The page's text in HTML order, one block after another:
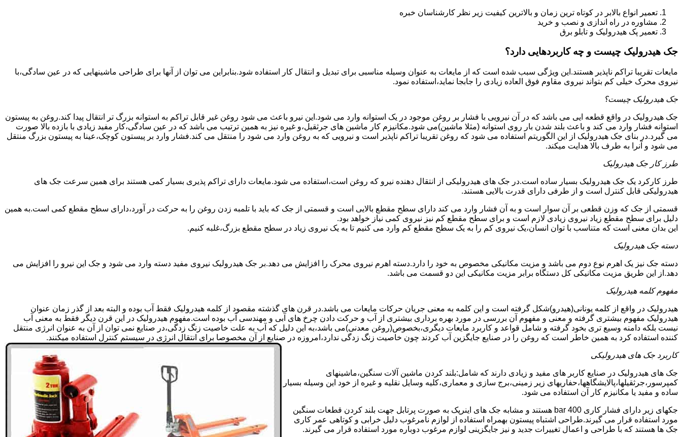
تعمیر انواع بالابر در کوتاه ترین زمان و بالاترین کیفیت زیر نظر کارشناسان خبره
مشاوره در راه اندازی و نصب و خرید
تعمیر پک هیدرولیک و تابلو برق
جک هیدرولیک چیست و چه کاربردهایی دارد؟
مایعات تقریبا تراکم ناپذیر هستند.این ویژگی سبب شده است که از مایعات به عنوان وسیله مناسبی برای تبدیل و انتقال کار استفاده شود.بنابراین می توان از آنها برای طراحی ماشینهایی که در عین سادگی،با
نیروی محرک خیلی کم بتواند نیروی مقاوم فوق العاده زیادی را جابجا نماید،استفاده نمود.
جک هیدرولیک چیست؟
جک هیدرولیک در واقع قطعه ایی می باشد که در آن نیرویی با فشار بر روغن موجود در یک استوانه وارد می شود.این نیرو باعث می شود روغن غیر قابل تراکم به استوانه بزرگ تر انتقال پیدا کند.روغن به پیستون
استوانه فشار وارد می کند و باعث بلند شدن بار روی استوانه (مثلا ماشین)می شود.مکانیزم کار ماشین های جرثقیل،و غیره نیز به همین ترتیب می باشد که در عین سادگی،کار مفید زیادی با بازده بالا صورت
می گیرد.در بنای جک هیدرولیک از این الگوریتم استفاده می شود که روغن تقریبا تراکم ناپذیر است و نیرویی که به روغن وارد می شود را منتقل می کند.فشار وارد بر پیستون کوچک،عینا به پیستون بزرگ منتقل
می شود و آنرا به طرف بالا هدایت میکند.
طرز کار جک هیدرولیک
طرز کارکرد یک جک هیدرولیک بسیار ساده است.در جک های هیدرولیکی از انتقال دهنده نیرو که روغن است،استفاده می شود.مایعات دارای تراکم پذیری بسیار کمی هستند برای همین سرعت جک های
هیدرولیکی قابل کنترل است و از طرفی دارای قدرت بالایی هستند.
قسمتی از جک که وزن قطعی بر آن سوار است و به آن فشار وارد می کند دارای سطح مقطع بالایی است و قسمتی از جک که باید با تلمبه زدن روغن را به حرکت در آورد،دارای سطح مقطع کمی است.به همین
دلیل برای سطح مقطع زیاد نیروی زیادی لازم است و برای سطح مقطع کم نیز نیروی کمی نیاز خواهد بود.
این بدان معنی است که متناسب با توان انسان،یک نیروی کم را به یک سطح مقطع کم وارد می کنیم تا به یک نیروی زیاد در سطح مقطع بزرگ،غلبه کنیم.
دسته جک هیدرولیک
دسته جک نیز یک اهرم نوع دوم می باشد و مزیت مکانیکی مخصوص به خود را دارد.دسته اهرم نیروی محرک را افزایش می دهد.بر جک هیدرولیک نیروی مفید دسته وارد می شود و جک این نیرو را افزایش می
دهد.از این طریق مزیت مکانیکی کل دستگاه برابر مزیت مکانیکی این دو قسمت می باشد.
مفهوم کلمه هیدرولیک
هیدرولیک در واقع از کلمه یونانی(هیدرو)شکل گرفته است و این کلمه به معنی جریان حرکات مایعات می باشد.در قرن های گذشته مقصود از کلمه هیدرولیک فقط آب بوده و البته بعد از گذر زمان عنوان
هیدرولیک مفهوم بیشتری گرفته و معنی و مفهوم آن بررسی در مورد بهره برداری بیشتری از آب و حرکت دادن چرخ های آبی و مهندسی آب بوده است.مفهوم هیدرولیک در این قرن دیگر فقط به معنی آب
نیست بلکه دامنه وسیع تری بخود گرفته و شامل قواعد و کاربرد مایعات دیگری،بخصوص(روغن معدنی)می باشد،به این دلیل که آب به علت خاصیت زنگ زدگی،در صنایع نمی توان از آن به عنوان انرژی منتقل
کننده استفاده کرد به همین خاطر است که روغن را در صنایع جایگزین آب کردند چون خاصیت زنگ زدگی ندارد،امروزه در صنایع از آن مخصوصا برای انتقال انرژی در سیستم کنترل استفاده میکنند.
کاربرد جک های هیدرولیکی
جک های هیدرولیک در صنایع کاربر های مفید و زیادی دارند که شامل:بلند کردن ماشین آلات سنگین،ماشینهای
کمپرسور،جرثقیلها،پالایشگاهها،حفاریهای زیر زمینی،برج سازی و معماری،کلیه وسایل نقلیه و غیره از خود این وسیله بسیار
ساده و مفید یا مکانیزم کار آن استفاده می شود.
جکهای زیر دارای فشار کاری 400 bar هستند و مشابه جک های اینرپک به صورت پرتابل جهت بلند کردن قطعات سنگین
مورد استفاده قرار می گیرند.طراحی اشتباه پیستون بهمراه استفاده از لوازم نامرغوب دلیل خرابی و کوتاهی عمر کاری
جک ها هستند که با طراحی و اعمال تغییرات جدید و نیز جایگزینی لوازم مرغوب دوباره مورد استفاده قرار می گیرند.